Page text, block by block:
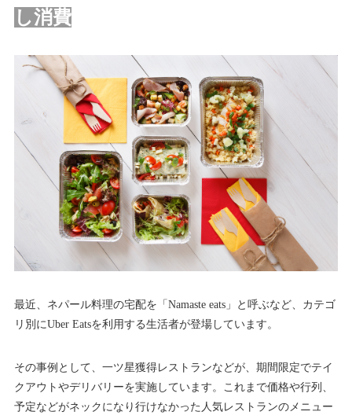
し消費
最近、ネパール料理の宅配を「Namaste eats」と呼ぶなど、カテゴ
リ別にUber Eatsを利用する生活者が登場しています。
その事例として、一ツ星獲得レストランなどが、期間限定でテイ
クアウトやデリバリーを実施しています。これまで価格や行列、
予定などがネックになり行けなかった人気レストランのメニュー